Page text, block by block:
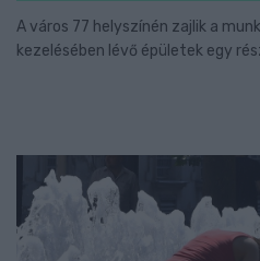
A város 77 helyszínén zajlik a
kezelésében lévő épületek egy